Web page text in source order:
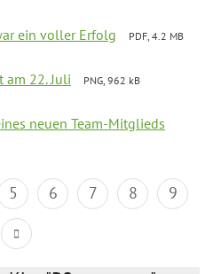
ein voller Erfolg
PDF, 4.2 MB
22. Juli
PNG, 962 kB
neuen Team-Mitglieds
5 6 7 8
9